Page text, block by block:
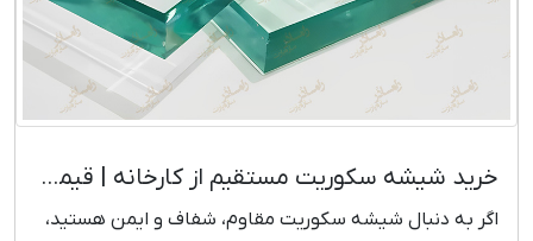
خرید شیشه سکوریت مستقیم از کارخانه | قیمت بروز و رقابتی
اگر به دنبال شیشه سکوریت مقاوم، شفاف و ایمن هستید،